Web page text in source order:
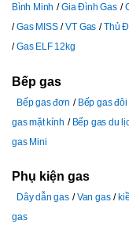
Bình Minh
Gia Đình Gas
Gas MISS
VT Gas
Thủ
Gas ELF 12kg
Bếp gas
Bếp gas đơn Bếp gas đôi
gas mặt kính
Bếp gas du
gas Mini
Phụ kiện gas
Dây dẫn gas Van gas
gas